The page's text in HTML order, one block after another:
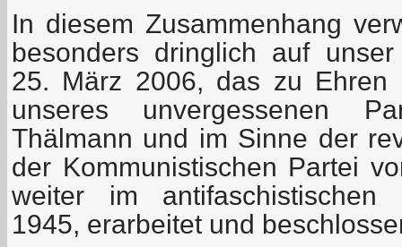
In diesem Zusammenhang
besonders dringlich auf
25. März 2006, das zu Ehren
unseres unvergessenen
Thälmann und im Sinne der
der Kommunistischen Partei
weiter im antifaschistischen
1945, erarbeitet und